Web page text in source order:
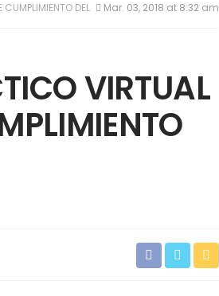
DEL SECTOR REAL
Mar. 03, 2018 at 8:32 am
VIRTUAL